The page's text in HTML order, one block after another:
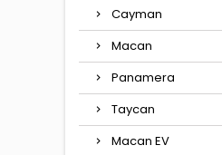
Cayman
Macan
Panamera
Taycan
Macan EV